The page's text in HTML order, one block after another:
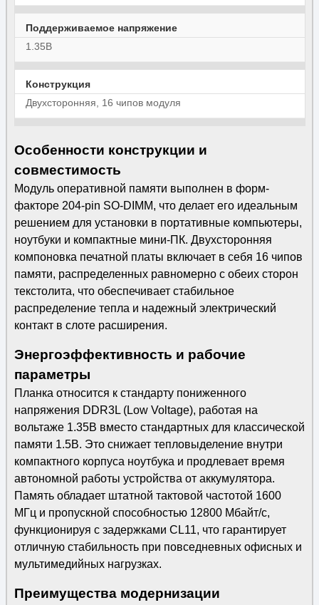
Поддерживаемое напряжение
1.35В
Конструкция
Двухсторонняя, 16 чипов модуля
Особенности конструкции и
совместимость
Модуль оперативной памяти выполнен в форм-
факторе 204-pin SO-DIMM, что делает его идеальным
решением для установки в портативные компьютеры,
ноутбуки и компактные мини-ПК. Двухсторонняя
компоновка печатной платы включает в себя 16 чипов
памяти, распределенных равномерно с обеих сторон
текстолита, что обеспечивает стабильное
распределение тепла и надежный электрический
контакт в слоте расширения.
Энергоэффективность и рабочие
параметры
Планка относится к стандарту пониженного
напряжения DDR3L (Low Voltage), работая на
вольтаже 1.35В вместо стандартных для классической
памяти 1.5В. Это снижает тепловыделение внутри
компактного корпуса ноутбука и продлевает время
автономной работы устройства от аккумулятора.
Память обладает штатной тактовой частотой 1600
МГц и пропускной способностью 12800 Мбайт/с,
функционируя с задержками CL11, что гарантирует
отличную стабильность при повседневных офисных и
мультимедийных нагрузках.
Преимущества модернизации